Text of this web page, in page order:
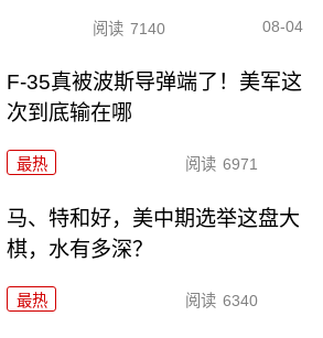
阅读 7140 08-04
F-35真被波斯导弹端了！美军这
次到底输在哪
最热 阅读 6971
马、特和好，美中期选举这盘大
棋，水有多深？
最热 阅读 6340